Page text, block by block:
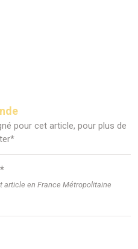
pour cet article, pour plus de
article en France Métropolitaine